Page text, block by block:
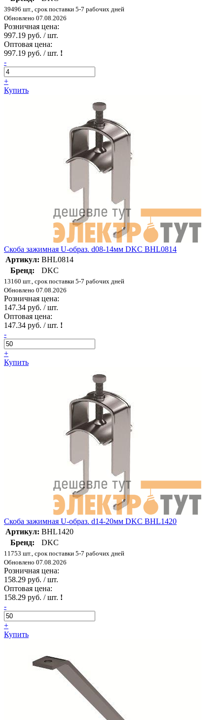
39496 шт., срок поставки 5-7 рабочих дней
Обновлено 07.08.2026
Розничная цена:
997.19 руб. / шт.
Оптовая цена:
997.19 руб. / шт. !
-
+
Купить
Скоба зажимная U-образ. d08-14мм DKC BHL0814
Артикул: BHL0814
Бренд:
DKC
13160 шт., срок поставки 5-7 рабочих дней
Обновлено 07.08.2026
Розничная цена:
147.34 руб. / шт.
Оптовая цена:
147.34 руб. / шт. !
-
+
Купить
Скоба зажимная U-образ. d14-20мм DKC BHL1420
Артикул: BHL1420
Бренд:
DKC
11753 шт., срок поставки 5-7 рабочих дней
Обновлено 07.08.2026
Розничная цена:
158.29 руб. / шт.
Оптовая цена:
158.29 руб. / шт. !
-
+
Купить